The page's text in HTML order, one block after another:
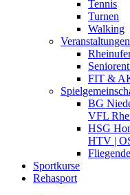
Tennis
Turnen
Walking
Veranstaltungen
FIT &
BG
VFL
HSG
HTV |
Sportkurse
Rehasport